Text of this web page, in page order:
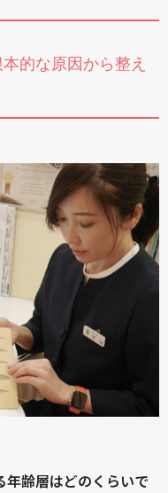
的な原因から整え
年齢層はどのくらいで